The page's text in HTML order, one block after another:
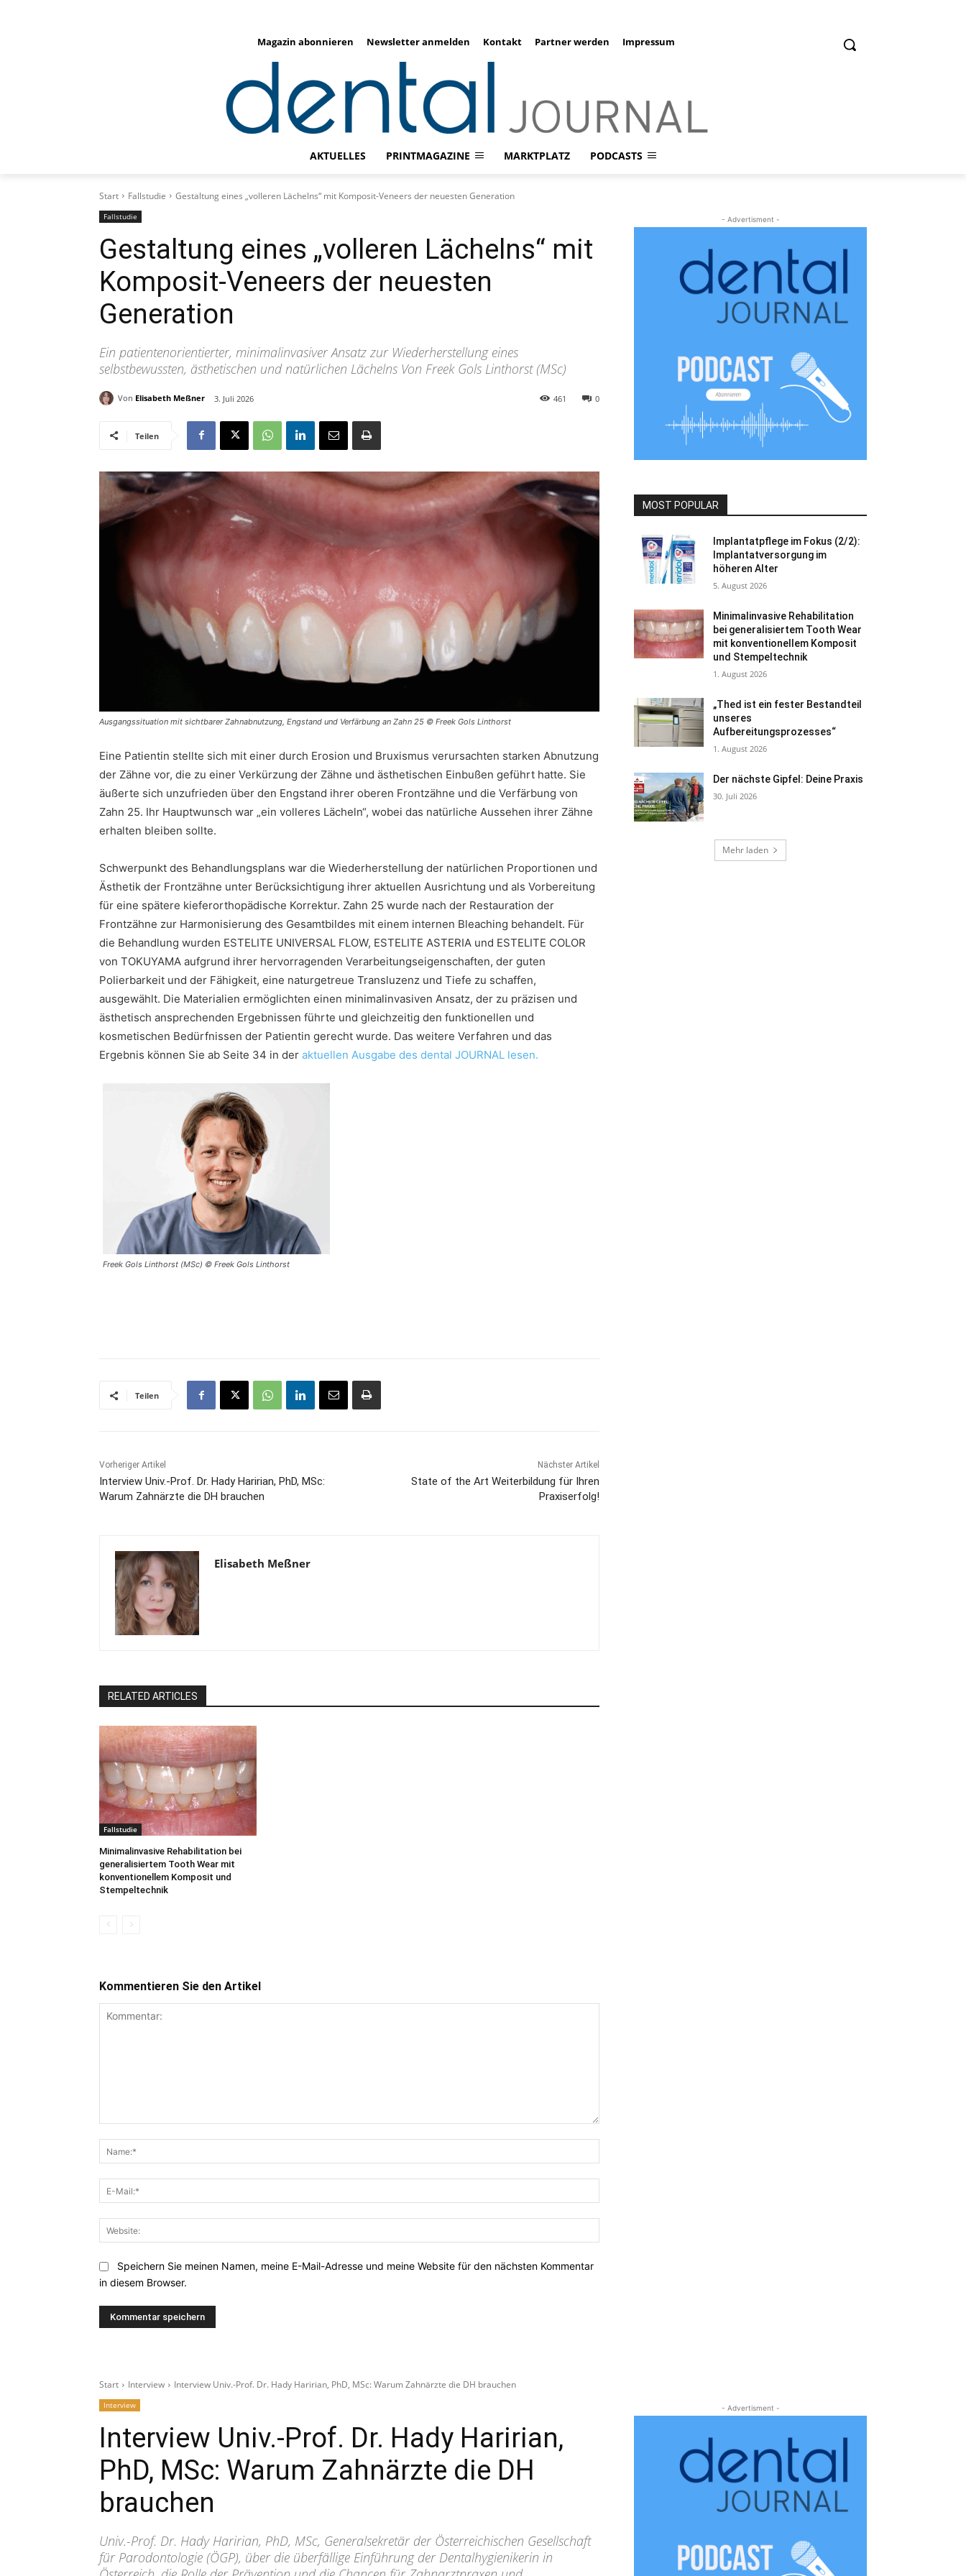
Magazin abonnieren Newsletter anmelden Kontakt Partner werden Impressum
AKTUELLES PRINTMAGAZINE MARKTPLATZ PODCASTS
Start Fallstudie Gestaltung eines „volleren Lächelns“ mit Komposit-Veneers der neuesten Generation
Fallstudie
Gestaltung eines „volleren Lächelns“ mit
Komposit-Veneers der neuesten
Generation
Ein patientenorientierter, minimalinvasiver Ansatz zur Wiederherstellung eines
selbstbewussten, ästhetischen und natürlichen Lächelns Von Freek Gols Linthorst (MSc)
Von Elisabeth Meßner 3. Juli 2026 0
461
Teilen
Ausgangssituation mit sichtbarer Zahnabnutzung, Engstand und Verfärbung an Zahn 25 © Freek Gols Linthorst
Eine Patientin stellte sich mit einer durch Erosion und Bruxismus verursachten starken Abnutzung
der Zähne vor, die zu einer Verkürzung der Zähne und ästhetischen Einbußen geführt hatte. Sie
äußerte sich unzufrieden über den Engstand ihrer oberen Frontzähne und die Verfärbung von
Zahn 25. Ihr Hauptwunsch war „ein volleres Lächeln“, wobei das natürliche Aussehen ihrer Zähne
erhalten bleiben sollte.
Schwerpunkt des Behandlungsplans war die Wiederherstellung der natürlichen Proportionen und
Ästhetik der Frontzähne unter Berücksichtigung ihrer aktuellen Ausrichtung und als Vorbereitung
für eine spätere kieferorthopädische Korrektur. Zahn 25 wurde nach der Restauration der
Frontzähne zur Harmonisierung des Gesamtbildes mit einem internen Bleaching behandelt. Für
die Behandlung wurden ESTELITE UNIVERSAL FLOW, ESTELITE ASTERIA und ESTELITE COLOR
von TOKUYAMA aufgrund ihrer hervorragenden Verarbeitungseigenschaften, der guten
Polierbarkeit und der Fähigkeit, eine naturgetreue Transluzenz und Tiefe zu schaffen,
ausgewählt. Die Materialien ermöglichten einen minimalinvasiven Ansatz, der zu präzisen und
ästhetisch ansprechenden Ergebnissen führte und gleichzeitig den funktionellen und
kosmetischen Bedürfnissen der Patientin gerecht wurde. Das weitere Verfahren und das
Ergebnis können Sie ab Seite 34 in der aktuellen Ausgabe des dental JOURNAL lesen.
Freek Gols Linthorst (MSc) © Freek Gols Linthorst
Teilen
Vorheriger Artikel
Interview Univ.-Prof. Dr. Hady Haririan, PhD, MSc:
Warum Zahnärzte die DH brauchen
Nächster Artikel
State of the Art Weiterbildung für Ihren
Praxiserfolg!
Elisabeth Meßner
RELATED ARTICLES
Fallstudie
Minimalinvasive Rehabilitation bei
generalisiertem Tooth Wear mit
konventionellem Komposit und
Stempeltechnik
Kommentieren Sie den Artikel
Mail:*
Speichern Sie meinen Namen, meine E-Mail-Adresse und meine Website für den nächsten Kommentar
in diesem Browser.
- Advertisment -
MOST POPULAR
Implantatpflege im Fokus (2/2):
Implantatversorgung im
höheren Alter
5. August 2026
Minimalinvasive Rehabilitation
bei generalisiertem Tooth Wear
mit konventionellem Komposit
und Stempeltechnik
1. August 2026
„Thed ist ein fester Bestandteil
unseres
Aufbereitungsprozesses“
1. August 2026
Der nächste Gipfel: Deine Praxis
30. Juli 2026
Mehr laden